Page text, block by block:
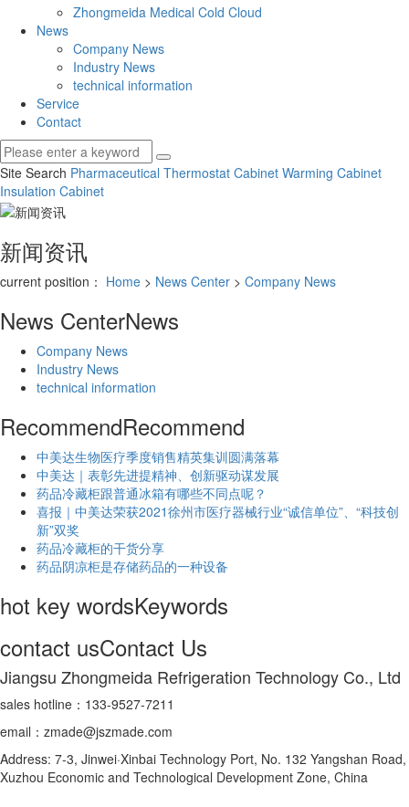
Zhongmeida Medical Cold Cloud
News
Company News
Industry News
technical information
Service
Contact
Site Search Pharmaceutical Thermostat Cabinet Warming Cabinet
Insulation Cabinet
新闻资讯
current position： Home > News Center > Company News
News CenterNews
Company News
Industry News
technical information
RecommendRecommend
中美达生物医疗季度销售精英集训圆满落幕
中美达｜表彰先进提精神、创新驱动谋发展
药品冷藏柜跟普通冰箱有哪些不同点呢？
喜报｜中美达荣获2021徐州市医疗器械行业“诚信单位”、“科技创
新”双奖
药品冷藏柜的干货分享
药品阴凉柜是存储药品的一种设备
hot key wordsKeywords
contact usContact Us
Jiangsu Zhongmeida Refrigeration Technology Co., Ltd
sales hotline：133-9527-7211
email：zmade@jszmade.com
Address: 7-3, Jinwei·Xinbai Technology Port, No. 132 Yangshan Road,
Xuzhou Economic and Technological Development Zone, China